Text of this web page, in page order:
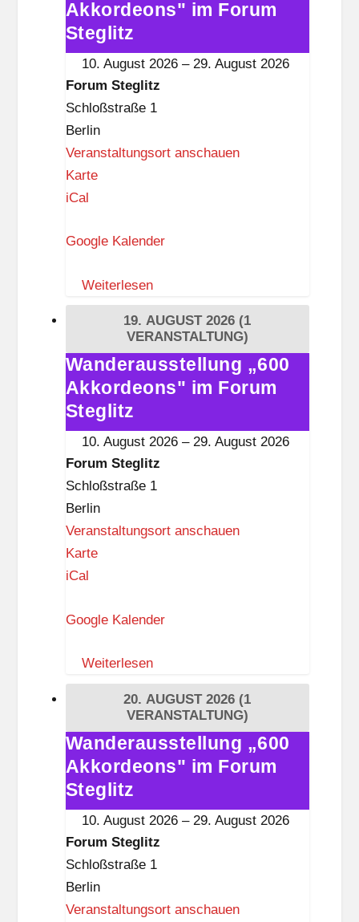
i
t
z
„600
Akkordeons"
im
Akkordeons" im Forum
Steglitz
10. August 2026 – 29. August 2026
Forum Steglitz
Schloßstraße 1
Berlin
Veranstaltungsort anschauen
KarteF
u
S
t
g
i
t
z
iCal
Google Kalender
Weiterlesen
19. AUGUST 2026 (1
VERANSTALTUNG)
Wanderausstellung
„600
Akkordeons"
im
Wanderausstellung „600
Akkordeons" im Forum
Steglitz
10. August 2026 – 29. August 2026
Forum Steglitz
Schloßstraße 1
Berlin
Veranstaltungsort anschauen
KarteF
u
S
t
g
i
t
z
iCal
Google Kalender
Weiterlesen
20. AUGUST 2026 (1
VERANSTALTUNG)
Wanderausstellung
„600
Akkordeons"
im
Wanderausstellung „600
Akkordeons" im Forum
Steglitz
10. August 2026 – 29. August 2026
Forum Steglitz
Schloßstraße 1
Berlin
Veranstaltungsort anschauen